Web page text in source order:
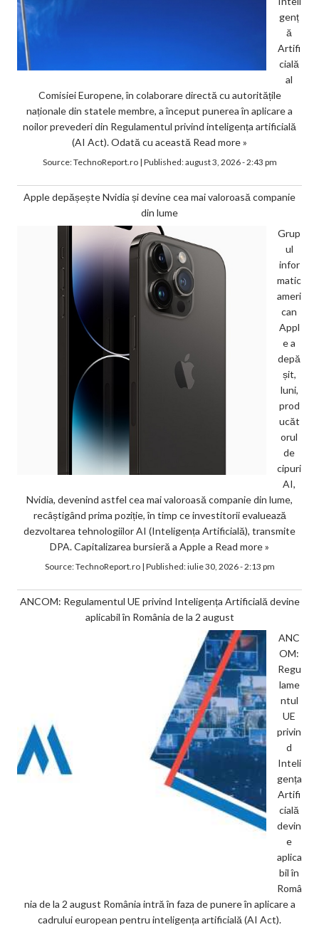
genț
ă
Artifi
cială
al
Comisiei Europene, în colaborare directă cu autoritățile
naționale din statele membre, a început punerea în aplicare a
noilor prevederi din Regulamentul privind inteligența artificială
(AI Act). Odată cu această Read more »
Source:TechnoReport.ro| Published:august 3, 2026 - 2:43 pm
Apple depășește Nvidia și devine cea mai valoroasă companie
din lume
Grup
ul
infor
matic
ameri
can
Appl
e a
depă
șit,
luni,
prod
ucăt
orul
de
cipuri
AI,
Nvidia, devenind astfel cea mai valoroasă companie din lume,
recâștigând prima poziție, în timp ce investitorii evaluează
dezvoltarea tehnologiilor AI (Inteligența Artificială), transmite
DPA. Capitalizarea bursieră a Apple a Read more »
Source:TechnoReport.ro| Published:iulie 30, 2026 - 2:13 pm
ANCOM: Regulamentul UE privind Inteligența Artificială devine
aplicabil în România de la 2 august
ANC
OM:
Regu
lame
ntul
UE
privin
d
Inteli
gența
Artifi
cială
devin
e
aplica
bil în
Româ
nia de la 2 august România intră în faza de punere în aplicare a
cadrului european pentru inteligența artificială (AI Act).